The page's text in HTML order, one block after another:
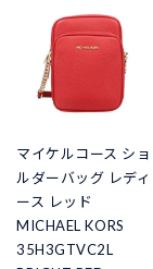
マイケルコース ショ
ルダーバッグ レディ
ース レッド
MICHAEL KORS
35H3GTVC2L